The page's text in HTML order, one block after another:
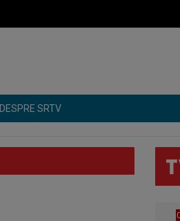
DESPRE SRTV